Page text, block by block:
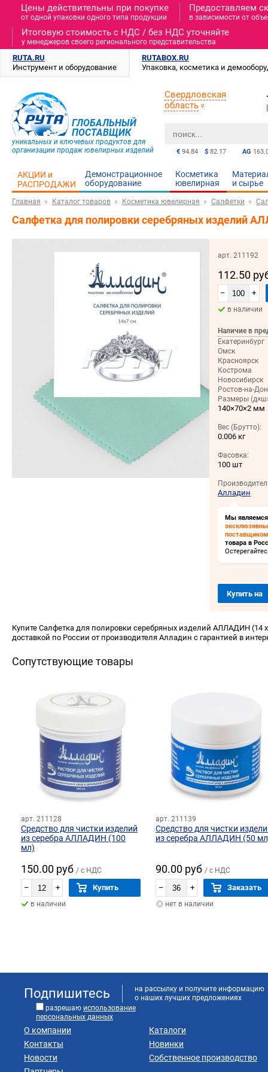
Цены действительны при покупке
от одной упаковки одного типа продукции
Предоставляем
в зависимости от
Итоговую стоимость c НДС / без НДС уточняйте
у менеджеров своего регионального представительства
RUTA.RU
Инструмент и оборудование
RUTABOX.RU
Упаковка, косметика и
ГЛОБАЛЬНЫЙ
ПОСТАВЩИК
уникальных и ключевых продуктов для
организации продаж ювелирных изделий
AG
€ 94.84 $ 82.17
Свердловская
область
АКЦИИ и
РАСПРОДАЖИ
Демонстрационное
оборудование
Косметика
ювелирная
и cырье
Главная Каталог товаров Косметика ювелирная Салфетки
Салфетка для полировки серебряных изделий
арт. 211192
112.50
– +
в наличии
Наличие в
Екатеринбург
Омск
Красноярск
Кострома
Новосибирск
Ростов-на-
Размеры
140×70×2 мм
Вес (Брутто):
0.006 кг
Фасовка:
100 шт
Алладин
Мы являемся
поставщиком
товара в
Купить на
Купите Салфетка для полировки серебряных изделий АЛЛАДИН (14
доставкой по России от производителя Алладин с гарантией в
Сопутствующие товары
арт. 211128
Средство для чистки изделий
из серебра АЛЛАДИН (100
мл)
150.00 руб / с НДС
– + Купить
в наличии
арт. 211139
Средство для чистки
из серебра АЛЛАДИН (50
90.00 руб / с НДС
– + Заказать
нет в наличии
Подпишитесь
на рассылку и получите информацию
о наших лучших предложениях
разрешаю использование
персональных данных
О компании
Контакты
Новости
Каталоги
Новинки
Собственное производство